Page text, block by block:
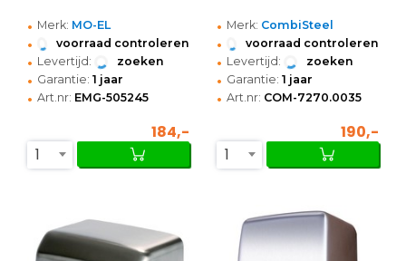
• Merk: MO-EL
• voorraad controleren
• Levertijd: zoeken
• Garantie: 1 jaar
• Art.nr: EMG-505245
184,-
1
• Merk: CombiSteel
• voorraad controleren
• Levertijd: zoeken
• Garantie: 1 jaar
• Art.nr: COM-7270.0035
190,-
1